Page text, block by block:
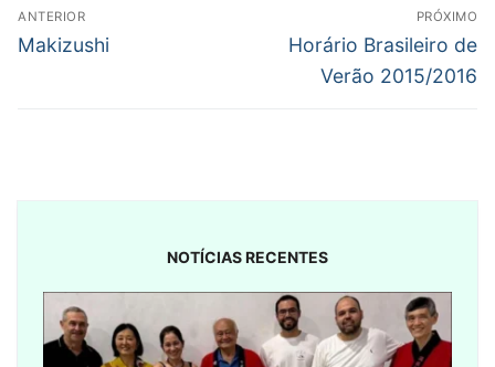
Navegação
de
ANTERIOR
Post
Makizushi
PRÓXIMO
Próximo
post:
Horário Brasileiro de
Verão 2015/2016
NOTÍCIAS RECENTES